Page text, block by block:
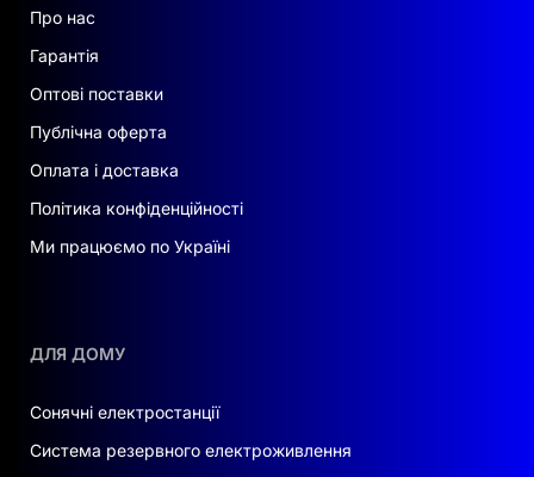
Про нас
Гарантія
Оптові поставки
Публічна оферта
Оплата і доставка
Політика конфіденційності
Ми працюємо по Україні
ДЛЯ ДОМУ
Сонячні електростанції
Система резервного електроживлення